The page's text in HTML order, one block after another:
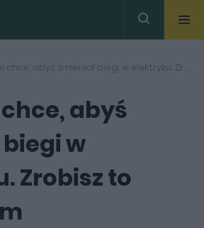
Hyundai chce, abyś zmieniał biegi w elektryku. Zrobisz to lewarkiem
abyś
w
Zrobisz to